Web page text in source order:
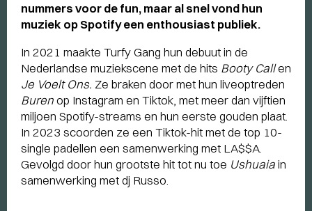
nummers voor de fun, maar al snel vond hun
muziek op Spotify een enthousiast publiek.
In 2021 maakte Turfy Gang hun debuut in de
Nederlandse muziekscene met de hits Booty Callen
Je Voelt Ons. Ze braken door met hun liveoptreden
Burenop Instagram en Tiktok, met meer dan vijftien
miljoen Spotify-streams en hun eerste gouden plaat.
In 2023 scoorden ze een Tiktok-hit met de top 10-
single padellen een samenwerking met LA$$A.
Gevolgd door hun grootste hit tot nu toe Ushuaiain
samenwerking met dj Russo.